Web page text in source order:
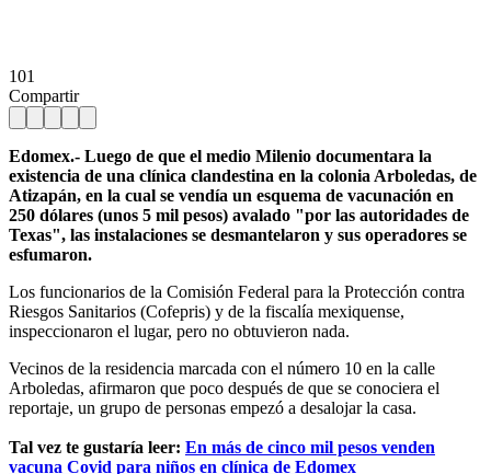
101
Compartir
Edomex.- Luego de que el medio Milenio documentara la
existencia de una clínica clandestina en la colonia Arboledas, de
Atizapán, en la cual se vendía un esquema de vacunación en
250 dólares (unos 5 mil pesos) avalado "por las autoridades de
Texas", las instalaciones se desmantelaron y sus operadores se
esfumaron.
Los funcionarios de la Comisión Federal para la Protección contra
Riesgos Sanitarios (Cofepris) y de la fiscalía mexiquense,
inspeccionaron el lugar, pero no obtuvieron nada.
Vecinos de la residencia marcada con el número 10 en la calle
Arboledas, afirmaron que poco después de que se conociera el
reportaje, un grupo de personas empezó a desalojar la casa.
Tal vez te gustaría leer: En más de cinco mil pesos venden
vacuna Covid para niños en clínica de Edomex